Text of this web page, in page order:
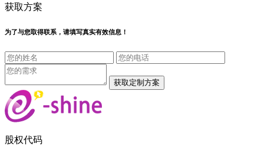
获取方案
为了与您取得联系，请填写真实有效信息！
股权代码